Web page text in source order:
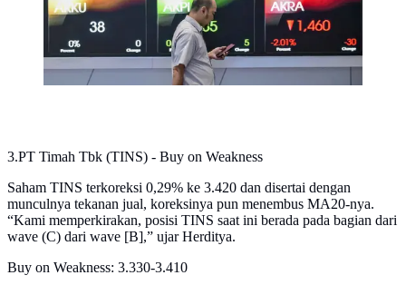
3.PT Timah Tbk (TINS) - Buy on Weakness
Saham TINS terkoreksi 0,29% ke 3.420 dan disertai dengan
munculnya tekanan jual, koreksinya pun menembus MA20-nya.
“Kami memperkirakan, posisi TINS saat ini berada pada bagian dari
wave (C) dari wave [B],” ujar Herditya.
Buy on Weakness: 3.330-3.410